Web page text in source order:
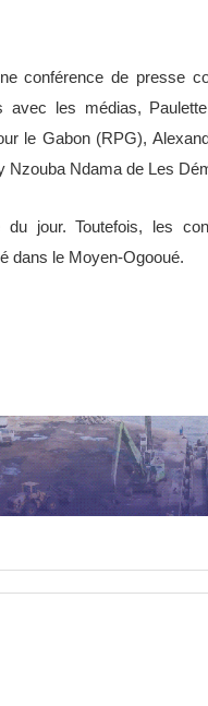
conférence de presse
avec les médias,
le Gabon (RPG),
Nzouba Ndama de Les
jour. Toutefois, les
dans le Moyen-Ogooué.